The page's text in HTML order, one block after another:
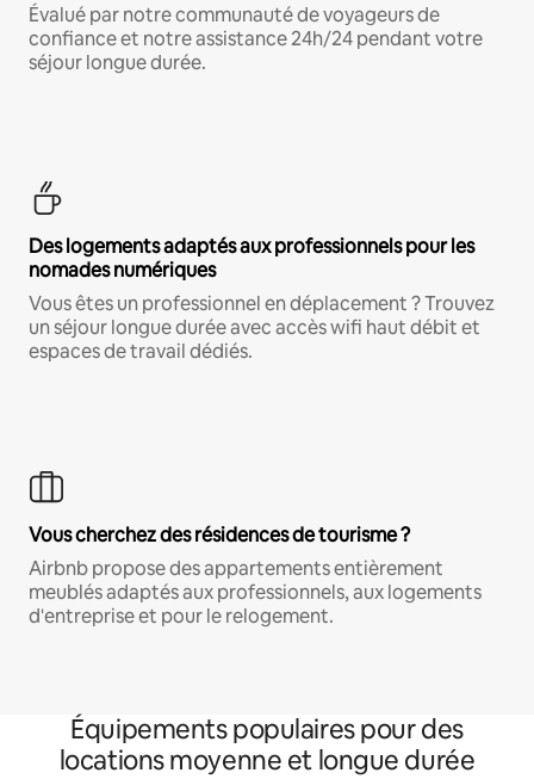
Évalué par notre communauté de voyageurs de
confiance et notre assistance 24h/24 pendant votre
séjour longue durée.
Des logements adaptés aux professionnels pour les
nomades numériques
Vous êtes un professionnel en déplacement ? Trouvez
un séjour longue durée avec accès wifi haut débit et
espaces de travail dédiés.
Vous cherchez des résidences de tourisme ?
Airbnb propose des appartements entièrement
meublés adaptés aux professionnels, aux logements
d'entreprise et pour le relogement.
Équipements populaires pour des
locations moyenne et longue durée